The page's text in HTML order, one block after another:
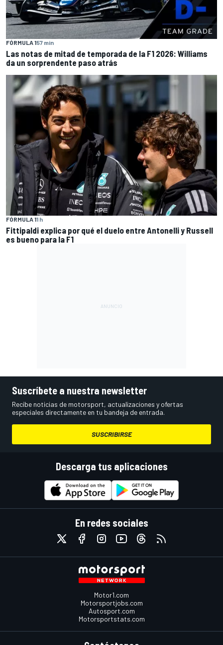
FÓRMULA 157 min
Las notas de mitad de temporada de la F1 2026: Williams
da un sorprendente paso atrás
FÓRMULA 11 h
Fittipaldi explica por qué el duelo entre Antonelli y Russell
es bueno para la F1
Suscríbete a nuestra newsletter
Recibe noticias de motorsport, actualizaciones y ofertas
especiales directamente en tu bandeja de entrada.
SUSCRIBIRSE
Descarga tus aplicaciones
En redes sociales
Motor1.com
Motorsportjobs.com
Autosport.com
Motorsportstats.com